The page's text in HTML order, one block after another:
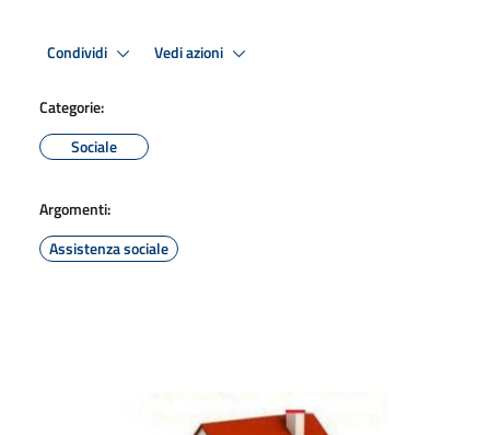
Condividi Vedi azioni
Categorie:
Sociale
Argomenti:
Assistenza sociale